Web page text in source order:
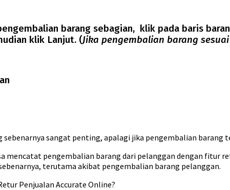
barang sebagian, klik pada baris
klik Lanjut. (Jika pengembalian barang
sangat penting, apalagi jika pengembalian barang
mencatat pengembalian barang dari pelanggan dengan fitur
terutama akibat pengembalian barang pelanggan.
Penjualan Accurate Online?